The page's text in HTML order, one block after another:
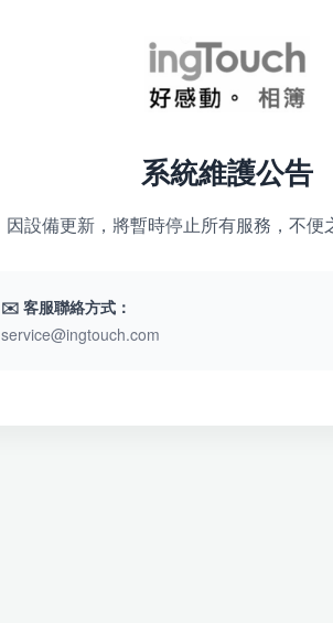
系統維護公告
因設備更新，將暫時停止所有服務，不便
✉️ 客服聯絡方式：
service@ingtouch.com